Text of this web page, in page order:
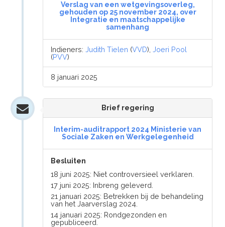
Verslag van een wetgevingsoverleg,
gehouden op 25 november 2024, over
Integratie en maatschappelijke
samenhang
Indieners:Judith Tielen (VVD),Joeri Pool
(PVV)
8 januari 2025
Brief regering
Interim-auditrapport 2024 Ministerie van
Sociale Zaken en Werkgelegenheid
Besluiten
18 juni 2025: Niet controversieel verklaren.
17 juni 2025: Inbreng geleverd.
21 januari 2025: Betrekken bij de behandeling
van het Jaarverslag 2024.
14 januari 2025: Rondgezonden en
gepubliceerd.